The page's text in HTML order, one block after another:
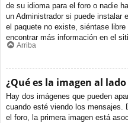
de su idioma para el foro o nadie
un Administrador si puede instalar
el paquete no existe, siéntase
encontrar más información en el
Arriba
¿Qué es la imagen al
Hay dos imágenes que pueden
cuando esté viendo los mensajes.
el foro, la primera imagen está